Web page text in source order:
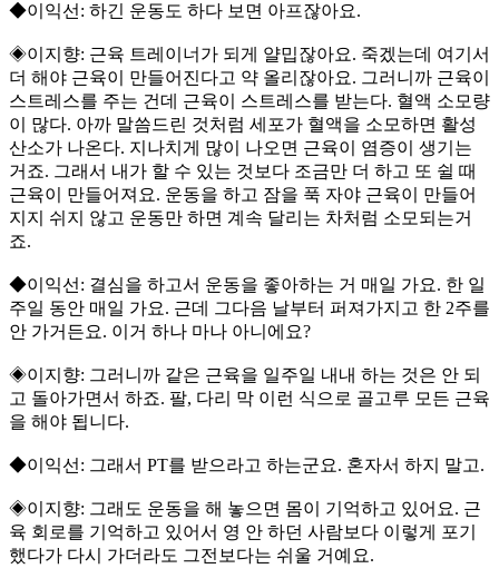
◆이익선: 하긴 운동도 하다 보면 아프잖아요.
◈이지향: 근육 트레이너가 되게 얄밉잖아요. 죽겠는데 여기서
더 해야 근육이 만들어진다고 약 올리잖아요. 그러니까 근육이
스트레스를 주는 건데 근육이 스트레스를 받는다. 혈액 소모량
이 많다. 아까 말씀드린 것처럼 세포가 혈액을 소모하면 활성
산소가 나온다. 지나치게 많이 나오면 근육이 염증이 생기는
거죠. 그래서 내가 할 수 있는 것보다 조금만 더 하고 또 쉴 때
근육이 만들어져요. 운동을 하고 잠을 푹 자야 근육이 만들어
지지 쉬지 않고 운동만 하면 계속 달리는 차처럼 소모되는거
죠.
◆이익선: 결심을 하고서 운동을 좋아하는 거 매일 가요. 한 일
주일 동안 매일 가요. 근데 그다음 날부터 퍼져가지고 한 2주를
안 가거든요. 이거 하나 마나 아니에요?
◈이지향: 그러니까 같은 근육을 일주일 내내 하는 것은 안 되
고 돌아가면서 하죠. 팔, 다리 막 이런 식으로 골고루 모든 근육
을 해야 됩니다.
◆이익선: 그래서 PT를 받으라고 하는군요. 혼자서 하지 말고.
◈이지향: 그래도 운동을 해 놓으면 몸이 기억하고 있어요. 근
육 회로를 기억하고 있어서 영 안 하던 사람보다 이렇게 포기
했다가 다시 가더라도 그전보다는 쉬울 거예요.